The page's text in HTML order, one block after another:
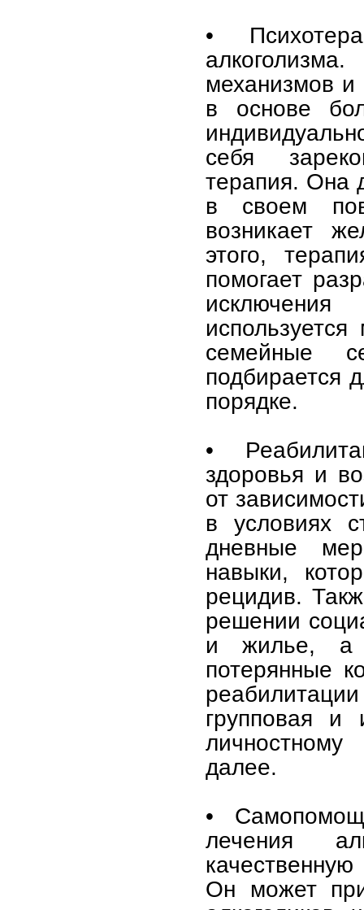
•
механизмов и
в основе
себя
терапия. Она
в своем
возникает
этого,
помогает
семейные
подбирается
порядке.
•
здоровья и
от
в условиях
дневные
навыки,
рецидив.
решении
и жилье, а
потерянные
групповая и
далее.
•
лечения
Он может